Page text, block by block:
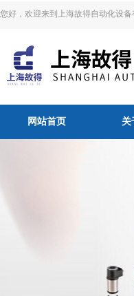
您好，欢迎来到上海故得自动化设备
网站首页 关